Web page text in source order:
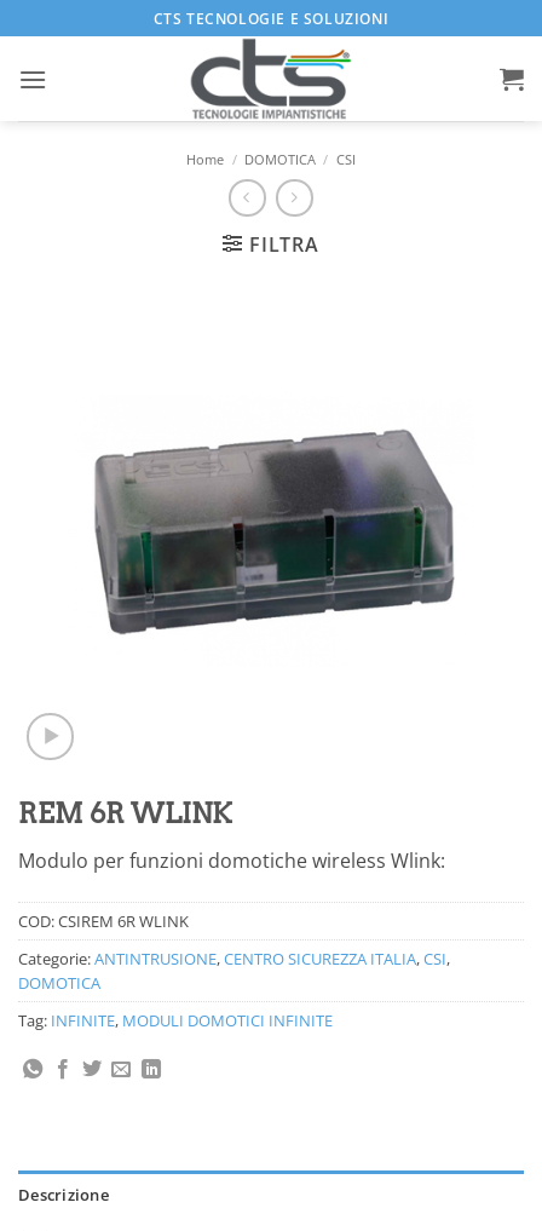
ai
contenuti
CTS TECNOLOGIE E SOLUZIONI
Home / DOMOTICA / CSI
FILTRA
REM 6R WLINK
Modulo per funzioni domotiche wireless Wlink:
COD:CSIREM 6R WLINK
Categorie:ANTINTRUSIONE,CENTRO SICUREZZA ITALIA,CSI,
DOMOTICA
Tag: INFINITE, MODULI DOMOTICI INFINITE
Descrizione